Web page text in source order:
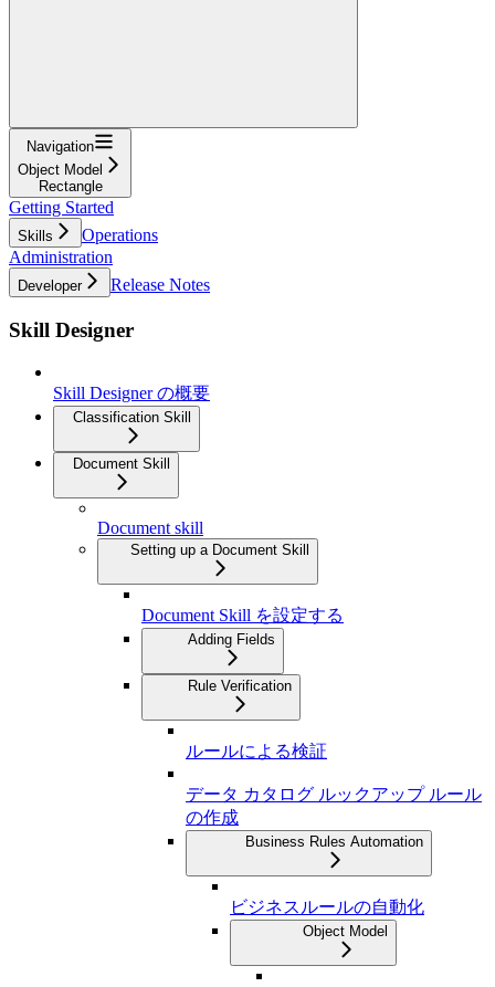
Navigation
Object Model
Rectangle
Getting Started
Skills
Operations
Administration
Developer Release Notes
Skill Designer
Skill Designer の概要
Classification Skill
Document Skill
Document skill
Setting up a Document Skill
Document Skill を設定する
Adding Fields
Rule Verification
ルールによる検証
データ カタログ ルックアップ ルール
の作成
Business Rules Automation
ビジネスルールの自動化
Object Model